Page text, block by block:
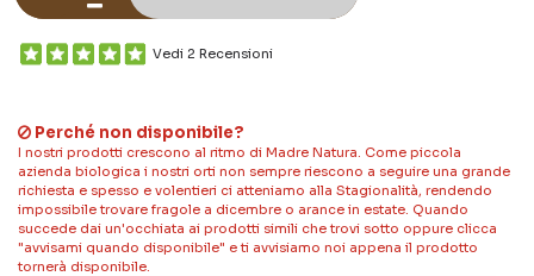
Vedi 2 Recensioni
Perché non disponibile?
I nostri prodotti crescono al ritmo di Madre Natura. Come piccola
azienda biologica i nostri orti non sempre riescono a seguire una grande
richiesta e spesso e volentieri ci atteniamo alla Stagionalità, rendendo
impossibile trovare fragole a dicembre o arance in estate. Quando
succede dai un'occhiata ai prodotti simili che trovi sotto oppure clicca
"avvisami quando disponibile" e ti avvisiamo noi appena il prodotto
tornerà disponibile.